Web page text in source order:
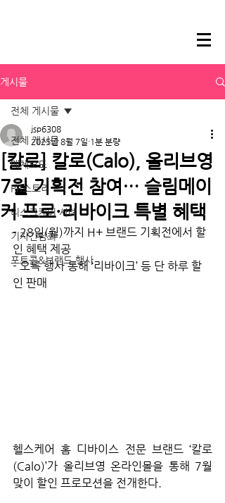
게시물
전체 게시물
매체보도
PR스토리
리스크케어 사례
기자간담회
포토콜&브랜드 행사
전체 게시물
[칼로] 칼로(Calo), 올리브영
7월 기획전 참여… 슬림메이
커 프로·리바이크 특별 혜택
jsp6308
2025년 8월 7일 1분 분량
- 28일(월)까지 H+ 브랜드 기획전에서 할
인 혜택 제공
- 오특 행사 통해 ‘리바이크’ 등 단 하루 할
인 판매
헬스케어 홈 디바이스 전문 브랜드 ‘칼로
(Calo)’가 올리브영 온라인몰을 통해 7월
맞이 할인 프로모션을 전개한다.